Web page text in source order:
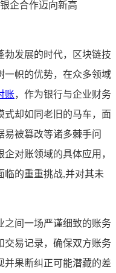
企合作迈向新高
勃发展的时代，区块链技
一帜的优势，在众多领域
账，作为银行与企业财务
式却如同老旧的马车，面
易被篡改等诸多棘手问
对账领域的具体应用，
临的重重挑战,并对其未
之间一场严谨细致的账务
交易记录，确保双方账务
并果断纠正可能潜藏的差